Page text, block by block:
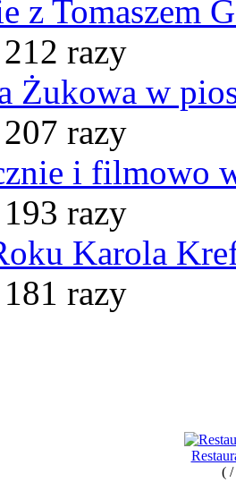
z Tomaszem
razy
Żukowa w
razy
i filmowo
razy
Karola
razy
( /